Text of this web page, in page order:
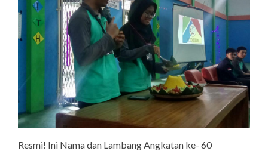
Resmi! Ini Nama dan Lambang Angkatan ke- 60